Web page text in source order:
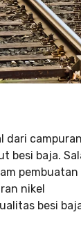
dari
besi baja.
pembuatan
nikel
besi